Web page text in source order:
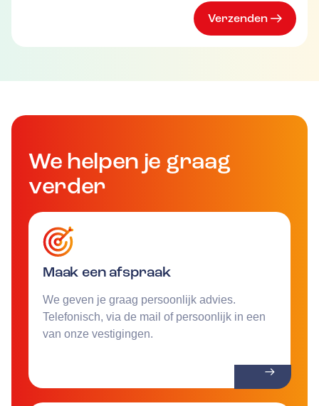
Verzenden
We helpen je graag
verder
Maak een afspraak
We geven je graag persoonlijk advies.
Telefonisch, via de mail of persoonlijk in een
van onze vestigingen.